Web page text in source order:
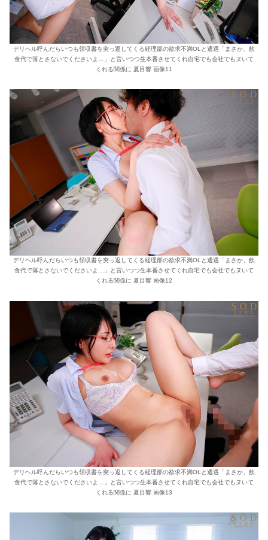
デリヘル呼んだらいつも領収書を突っ返してくる経理部の欲求不満OLと遭遇「まさか、飲
食代で落とさないでくださいよ…」と言いつつ生本番させてくれ自宅でも会社でもヌいて
くれる関係に 夏目響 画像11
デリヘル呼んだらいつも領収書を突っ返してくる経理部の欲求不満OLと遭遇「まさか、飲
食代で落とさないでくださいよ…」と言いつつ生本番させてくれ自宅でも会社でもヌいて
くれる関係に 夏目響 画像12
デリヘル呼んだらいつも領収書を突っ返してくる経理部の欲求不満OLと遭遇「まさか、飲
食代で落とさないでくださいよ…」と言いつつ生本番させてくれ自宅でも会社でもヌいて
くれる関係に 夏目響 画像13